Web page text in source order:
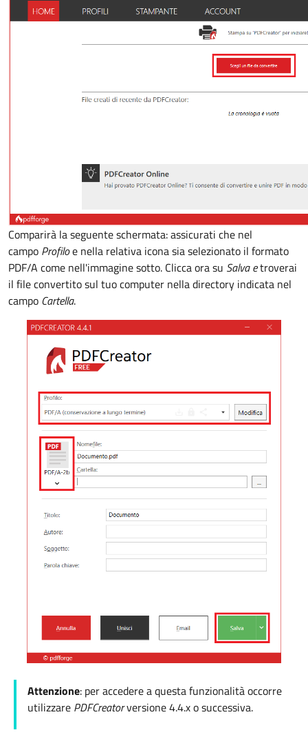
Comparirà la seguente schermata: assicurati che nel
campo Profiloe nella relativa icona sia selezionato il formato
PDF/A come nell'immagine sotto. Clicca ora su Salva etroverai
il file convertito sul tuo computer nella directory indicata nel
campo Cartella.
Attenzione: per accedere a questa funzionalità occorre
utilizzare PDFCreatorversione 4.4.x o successiva.